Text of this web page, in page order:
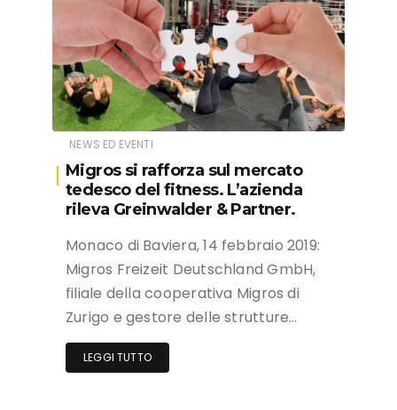
NEWS ED EVENTI
Migros si rafforza sul mercato
tedesco del fitness. L’azienda
rileva Greinwalder & Partner.
Monaco di Baviera, 14 febbraio 2019:
Migros Freizeit Deutschland GmbH,
filiale della cooperativa Migros di
Zurigo e gestore delle strutture…
LEGGI TUTTO